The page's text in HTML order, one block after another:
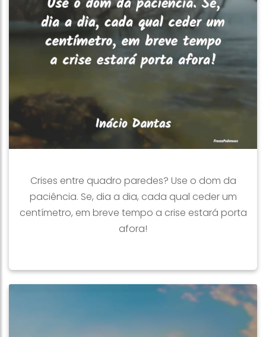
Crises entre quadro paredes? Use o dom da
paciência. Se, dia a dia, cada qual ceder um
centímetro, em breve tempo a crise estará porta
afora!